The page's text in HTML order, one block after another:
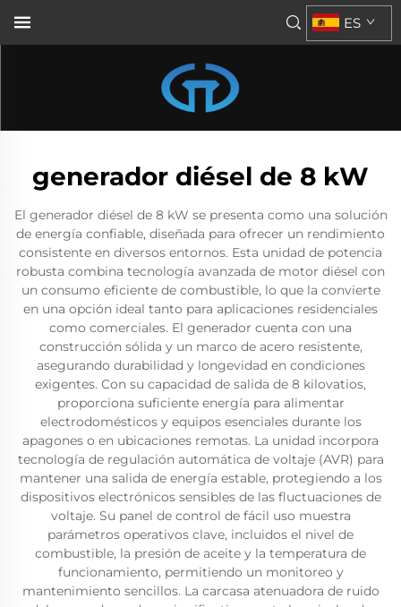
ES
generador diésel de 8 kW
El generador diésel de 8 kW se presenta como una solución
de energía confiable, diseñada para ofrecer un rendimiento
consistente en diversos entornos. Esta unidad de potencia
robusta combina tecnología avanzada de motor diésel con
un consumo eficiente de combustible, lo que la convierte
en una opción ideal tanto para aplicaciones residenciales
como comerciales. El generador cuenta con una
construcción sólida y un marco de acero resistente,
asegurando durabilidad y longevidad en condiciones
exigentes. Con su capacidad de salida de 8 kilovatios,
proporciona suficiente energía para alimentar
electrodomésticos y equipos esenciales durante los
apagones o en ubicaciones remotas. La unidad incorpora
tecnología de regulación automática de voltaje (AVR) para
mantener una salida de energía estable, protegiendo a los
dispositivos electrónicos sensibles de las fluctuaciones de
voltaje. Su panel de control de fácil uso muestra
parámetros operativos clave, incluidos el nivel de
combustible, la presión de aceite y la temperatura de
funcionamiento, permitiendo un monitoreo y
mantenimiento sencillos. La carcasa atenuadora de ruido